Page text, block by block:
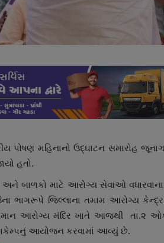
પોષણ મહિનાનો ઉદ્ઘાટન સમારોહ
હતો.
અને બાળકો માટે આરોગ્ય સેવાઓ
ભાગરૂપે જિલ્લાના તમામ આરોગ્ય
આરોગ્ય મંદિર ખાતે આજથી તા.૨
આયોજન કરવામાં આવ્યું છે.